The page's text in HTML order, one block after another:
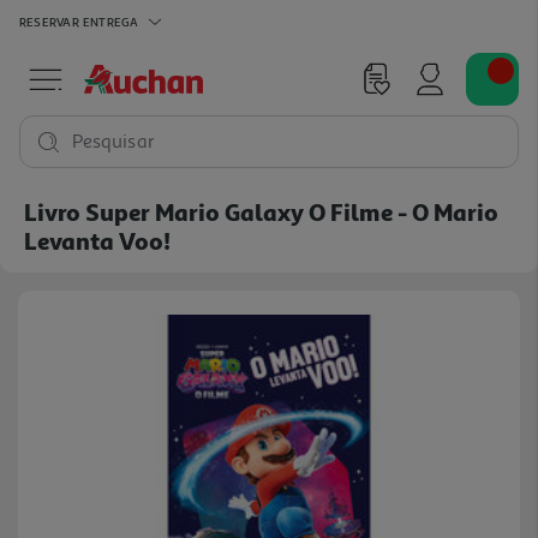
RESERVAR ENTREGA
Pesquisar
Livro Super Mario Galaxy O Filme - O Mario
Levanta Voo!